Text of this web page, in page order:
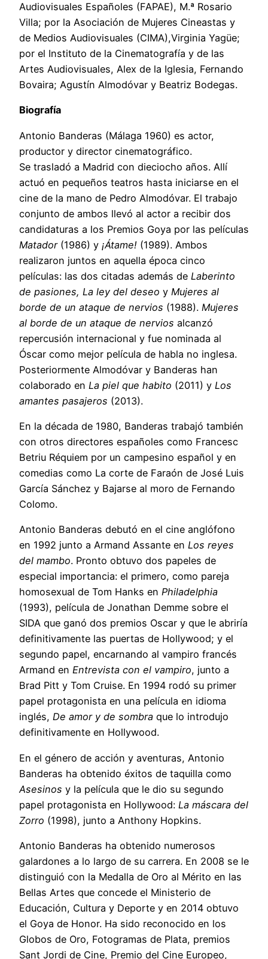
Audiovisuales Españoles (FAPAE), M.ª Rosario
Villa; por la Asociación de Mujeres Cineastas y
de Medios Audiovisuales (CIMA),Virginia Yagüe;
por el Instituto de la Cinematografía y de las
Artes Audiovisuales, Alex de la Iglesia, Fernando
Bovaira; Agustín Almodóvar y Beatriz Bodegas.
Biografía
Antonio Banderas (Málaga 1960) es actor,
productor y director cinematográfico.
Se trasladó a Madrid con dieciocho años. Allí
actuó en pequeños teatros hasta iniciarse en el
cine de la mano de Pedro Almodóvar. El trabajo
conjunto de ambos llevó al actor a recibir dos
candidaturas a los Premios Goya por las películas
Matador (1986) y ¡Átame! (1989). Ambos
realizaron juntos en aquella época cinco
películas: las dos citadas además de Laberinto
de pasiones, La ley del deseo y Mujeres al
borde de un ataque de nervios (1988). Mujeres
al borde de un ataque de nervios alcanzó
repercusión internacional y fue nominada al
Óscar como mejor película de habla no inglesa.
Posteriormente Almodóvar y Banderas han
colaborado en La piel que habito (2011) y Los
amantes pasajeros (2013).
En la década de 1980, Banderas trabajó también
con otros directores españoles como Francesc
Betriu Réquiem por un campesino español y en
comedias como La corte de Faraón de José Luis
García Sánchez y Bajarse al moro de Fernando
Colomo.
Antonio Banderas debutó en el cine anglófono
en 1992 junto a Armand Assante en Los reyes
del mambo. Pronto obtuvo dos papeles de
especial importancia: el primero, como pareja
homosexual de Tom Hanks en Philadelphia
(1993), película de Jonathan Demme sobre el
SIDA que ganó dos premios Oscar y que le abriría
definitivamente las puertas de Hollywood; y el
segundo papel, encarnando al vampiro francés
Armand en Entrevista con el vampiro, junto a
Brad Pitt y Tom Cruise. En 1994 rodó su primer
papel protagonista en una película en idioma
inglés, De amor y de sombra que lo introdujo
definitivamente en Hollywood.
En el género de acción y aventuras, Antonio
Banderas ha obtenido éxitos de taquilla como
Asesinos y la película que le dio su segundo
papel protagonista en Hollywood: La máscara del
Zorro (1998), junto a Anthony Hopkins.
Antonio Banderas ha obtenido numerosos
galardones a lo largo de su carrera. En 2008 se le
distinguió con la Medalla de Oro al Mérito en las
Bellas Artes que concede el Ministerio de
Educación, Cultura y Deporte y en 2014 obtuvo
el Goya de Honor. Ha sido reconocido en los
Globos de Oro, Fotogramas de Plata, premios
Sant Jordi de Cine, Premio del Cine Europeo,